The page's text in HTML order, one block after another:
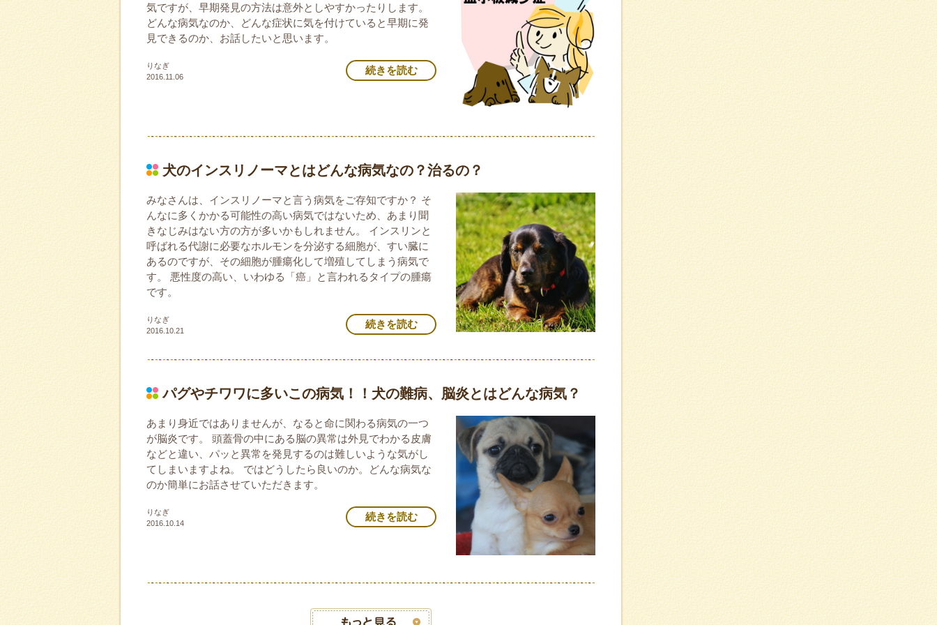
気ですが、早期発見の方法は意外としやすかったりします。
どんな病気なのか、どんな症状に気を付けていると早期に発
見できるのか、お話したいと思います。
続きを読む
りなぎ
2016.11.06
犬のインスリノーマとはどんな病気なの？治るの？
みなさんは、インスリノーマと言う病気をご存知ですか？ そ
んなに多くかかる可能性の高い病気ではないため、あまり聞
きなじみはない方の方が多いかもしれません。 インスリンと
呼ばれる代謝に必要なホルモンを分泌する細胞が、すい臓に
あるのですが、その細胞が腫瘍化して増殖してしまう病気で
す。 悪性度の高い、いわゆる「癌」と言われるタイプの腫瘍
です。
続きを読む
りなぎ
2016.10.21
パグやチワワに多いこの病気！！犬の難病、脳炎とはどんな病気？
あまり身近ではありませんが、なると命に関わる病気の一つ
が脳炎です。 頭蓋骨の中にある脳の異常は外見でわかる皮膚
などと違い、パッと異常を発見するのは難しいような気がし
てしまいますよね。 ではどうしたら良いのか。どんな病気な
のか簡単にお話させていただきます。
続きを読む
りなぎ
2016.10.14